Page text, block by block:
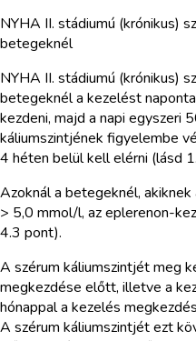
NYHA II. stádiumú (krónikus)
betegeknél
NYHA II. stádiumú (krónikus)
betegeknél a kezelést
kezdeni, majd a napi egyszeri
káliumszintjének figyelembe
4 héten belül kell elérni (lásd
Azoknál a betegeknél, akiknek
> 5,0 mmol/l, az eplerenon-
4.3 pont).
A szérum káliumszintjét meg
megkezdése előtt, illetve a
hónappal a kezelés
A szérum káliumszintjét ezt